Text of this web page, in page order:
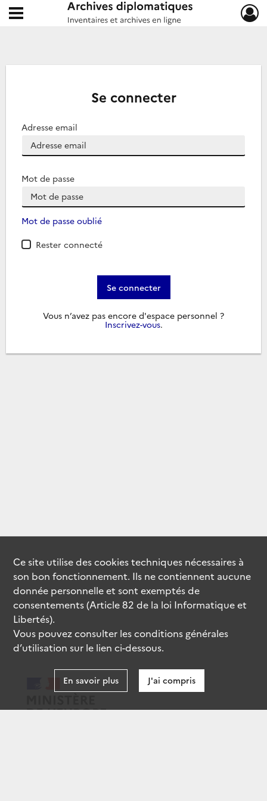
Archives diplomatiques
Ouvrir le menu déroulant
Se connecter
Adresse email
Mot de passe
Mot de passe oublié
Rester connecté
Se connecter
Vous n’avez pas encore d'espace personnel ?
Inscrivez-vous.
Ce site utilise descookiestechniques nécessaires à
son bon fonctionnement. Ils ne contiennent aucune
donnée personnelle et sont exemptés de
consentements (Article 82 de la loi Informatique et
Libertés).
Vous pouvez consulter les conditions générales
d’utilisation sur le lien ci-dessous.
En savoir plus J'ai compris